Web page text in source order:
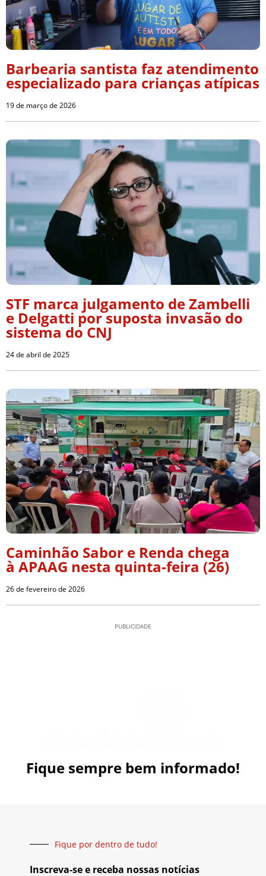
Barbearia santista faz atendimento
especializado para crianças atípicas
19 de março de 2026
STF marca julgamento de Zambelli
e Delgatti por suposta invasão do
sistema do CNJ
24 de abril de 2025
Caminhão Sabor e Renda chega
à APAAG nesta quinta-feira (26)
26 de fevereiro de 2026
PUBLICIDADE
Fique sempre bem informado!
Fique por dentro de tudo!
Inscreva-se e receba nossas notícias